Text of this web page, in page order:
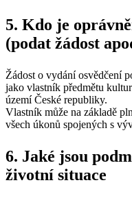
5. Kdo je
(podat žádost
Žádost o vydání osvědčení
jako vlastník předmětu
území České republiky.
Vlastník může na základě
všech úkonů spojených s
6. Jaké jsou
životní situace